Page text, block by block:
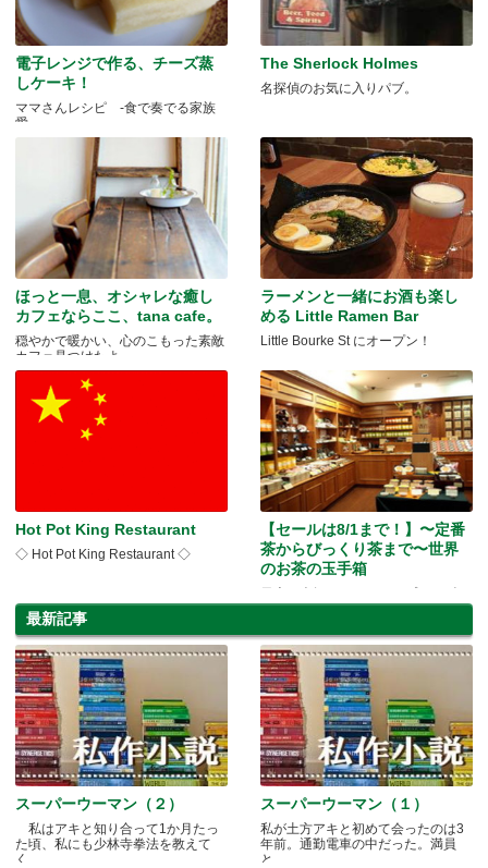
電子レンジで作る、チーズ蒸
しケーキ！
ママさんレシピ -食で奏でる家族
愛-
The Sherlock Holmes
名探偵のお気に入りパブ。
ほっと一息、オシャレな癒し
カフェならここ、tana cafe。
穏やかで暖かい、心のこもった素敵
カフェ見つけたよ。
ラーメンと一緒にお酒も楽し
める Little Ramen Bar
Little Bourke St にオープン！
Hot Pot King Restaurant
◇ Hot Pot King Restaurant ◇
【セールは8/1まで！】〜定番
茶からびっくり茶まで〜世界
のお茶の玉手箱
日本の人気ティーショップ、ルピシ
ア・メルボルン店に潜入
最新記事
スーパーウーマン（２）
私はアキと知り合って1か月たっ
た頃、私にも少林寺拳法を教えて
く.....
スーパーウーマン（１）
私が土方アキと初めて会ったのは3
年前。通勤電車の中だった。満員
と.....